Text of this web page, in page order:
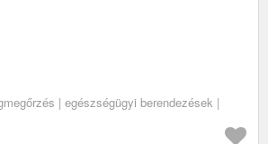
| egészségügyi berendezések |